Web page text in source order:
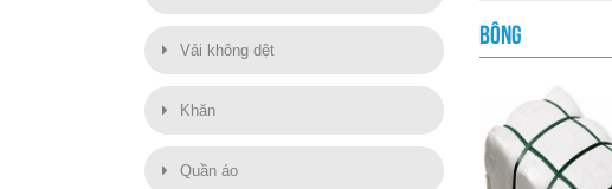
Vải không dệt
Khăn
Quần áo
BÔNG